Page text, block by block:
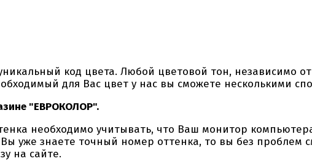
код цвета. Любой цветовой тон, независимо от
для Вас цвет у нас вы сможете несколькими
"ЕВРОКОЛОР".
необходимо учитывать, что Ваш монитор
уже знаете точный номер оттенка, то вы без проблем
на сайте.